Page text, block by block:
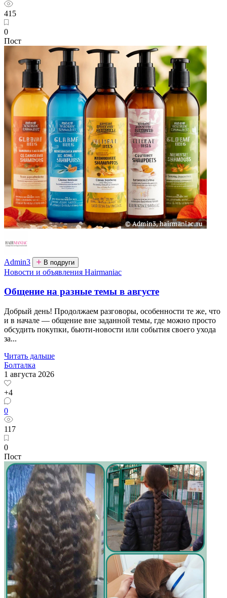
415
0
Пост
Admin3 В подруги
Новости и объявления Hairmaniac
Общение на разные темы в августе
Добрый день! Продолжаем разговоры, особенности те же, что
и в начале — общение вне заданной темы, где можно просто
обсудить покупки, бьюти-новости или события своего ухода
за...
Читать дальше
Болталка
1 августа 2026
+4
0
117
0
Пост